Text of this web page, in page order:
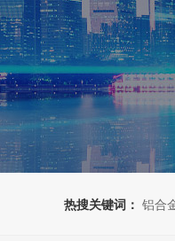
热搜关键词： 铝合